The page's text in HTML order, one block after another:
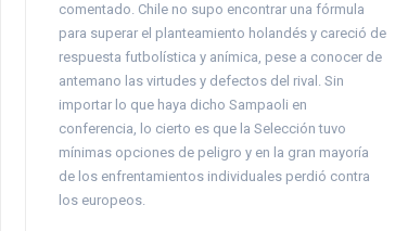
comentado. Chile no supo encontrar una fórmula
para superar el planteamiento holandés y careció de
respuesta futbolística y anímica, pese a conocer de
antemano las virtudes y defectos del rival. Sin
importar lo que haya dicho Sampaoli en
conferencia, lo cierto es que la Selección tuvo
mínimas opciones de peligro y en la gran mayoría
de los enfrentamientos individuales perdió contra
los europeos.